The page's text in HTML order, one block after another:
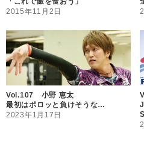
2015年11月2日
Vol.107 小野 恵太
最初はポロッと負けそうな…
2023年1月17日